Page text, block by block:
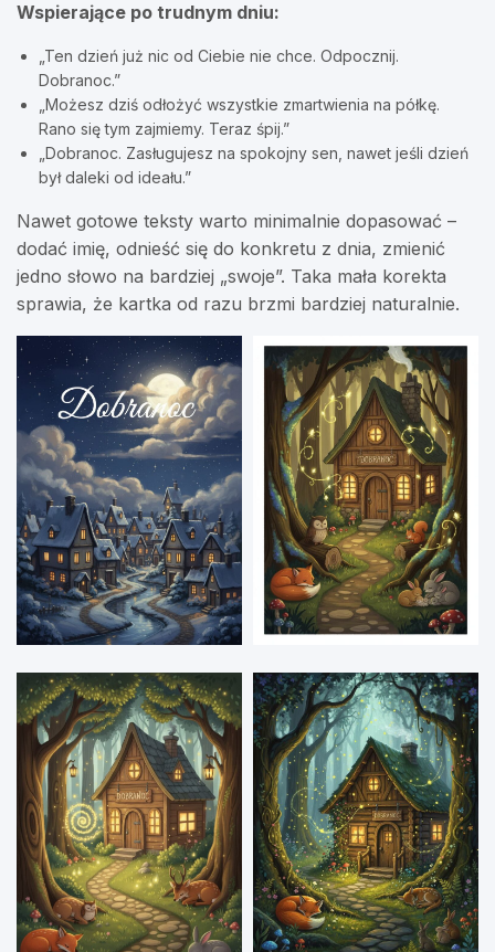
Wspierające po trudnym dniu:
„Ten dzień już nic od Ciebie nie chce. Odpocznij.
Dobranoc.”
„Możesz dziś odłożyć wszystkie zmartwienia na półkę.
Rano się tym zajmiemy. Teraz śpij.”
„Dobranoc. Zasługujesz na spokojny sen, nawet jeśli dzień
był daleki od ideału.”
Nawet gotowe teksty warto minimalnie dopasować –
dodać imię, odnieść się do konkretu z dnia, zmienić
jedno słowo na bardziej „swoje”. Taka mała korekta
sprawia, że kartka od razu brzmi bardziej naturalnie.